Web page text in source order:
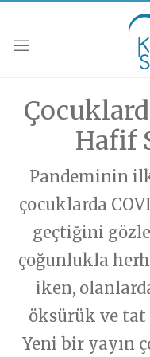
Popüler
HABERLER
Popüler Bilim/
Kalp Hastalıkları
Soru-Cevap
Sağlıklı Yaşama/
Gelecek/ Yapay Zeka
Kalbinize Şifa
PODCASTLER
Genel
Hafif
Pandeminin
çocuklarda
geçtiğini
çoğunlukla
iken,
öksürük ve
Yeni bir yayın
Soru Sor formunu
biz
İsim Soyisim
E-Posta
Telefon
Muayene
Muayene Formunu
İsim Soyisim
E-Posta
Telefon